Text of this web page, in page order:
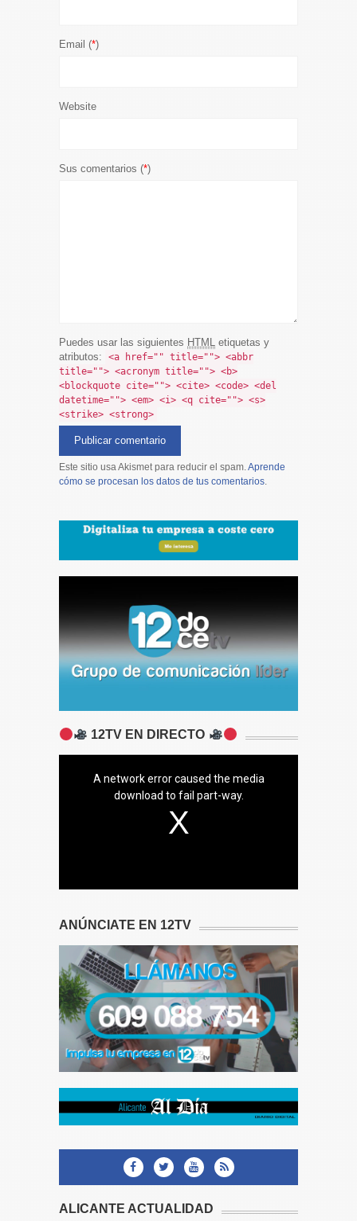
Email (*)
Website
Sus comentarios (*)
Puedes usar las siguientes HTML etiquetas y
atributos:
<a href="" title=""> <abbr
title=""> <acronym title=""> <b>
<blockquote cite=""> <cite> <code> <del
datetime=""> <em> <i> <q cite=""> <s>
<strike> <strong>
Este sitio usa Akismet para reducir el spam.Aprende
cómo se procesan los datos de tus comentarios.
12TV EN DIRECTO
A network error caused the media
download to fail part-way.
ANÚNCIATE EN 12TV
ALICANTE ACTUALIDAD